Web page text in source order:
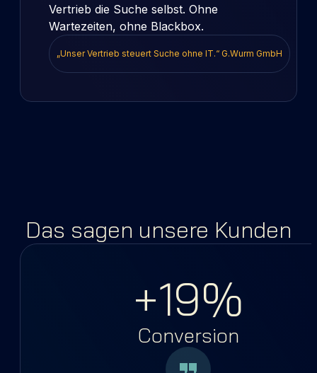
Vertrieb die Suche selbst. Ohne
Wartezeiten, ohne Blackbox.
„Unser Vertrieb steuert Suche ohne IT.“ G.Wurm GmbH
Das sagen unsere Kunden
+19%
Conversion